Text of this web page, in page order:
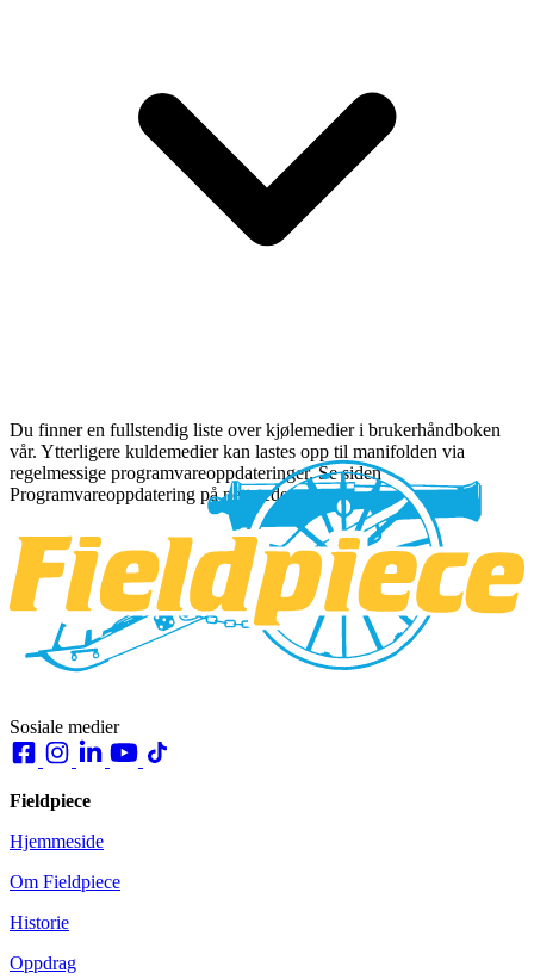
Du finner en fullstendig liste over kjølemedier i brukerhåndboken
vår. Ytterligere kuldemedier kan lastes opp til manifolden via
regelmessige programvareoppdateringer. Se siden
Programvareoppdatering på nettstedet vårt.
Sosiale medier
Fieldpiece
Hjemmeside
Om Fieldpiece
Historie
Oppdrag